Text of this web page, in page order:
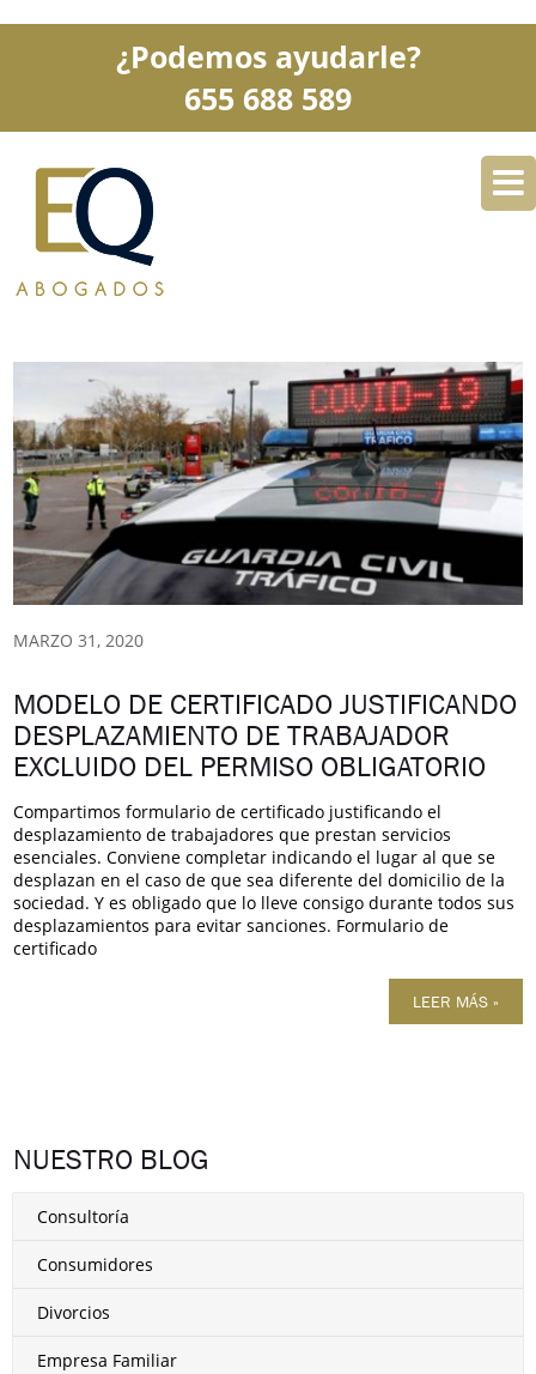
¿Podemos ayudarle?
655 688 589
SERVICIOS
BLOG CONTACTO
MARZO 31, 2020
MODELO DE CERTIFICADO JUSTIFICANDO
DESPLAZAMIENTO DE TRABAJADOR
EXCLUIDO DEL PERMISO OBLIGATORIO
Compartimos formulario de certificado justificando el
desplazamiento de trabajadores que prestan servicios
esenciales. Conviene completar indicando el lugar al que se
desplazan en el caso de que sea diferente del domicilio de la
sociedad. Y es obligado que lo lleve consigo durante todos sus
desplazamientos para evitar sanciones. Formulario de
certificado
LEER MÁS »
NUESTRO BLOG
Consultoría
Consumidores
Divorcios
Empresa Familiar